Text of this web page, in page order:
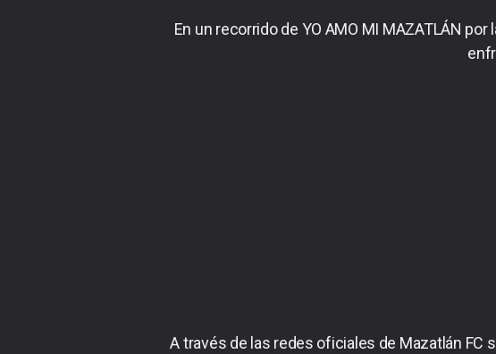
En un recorrido de YO AMO MI MAZATLÁN
A través de las redes oficiales de Mazatlán FC